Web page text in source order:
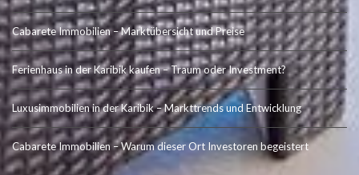
Cabarete Immobilien – Marktübersicht und Preise
Ferienhaus in der Karibik kaufen – Traum oder Investment?
Luxusimmobilien in der Karibik – Markttrends und Entwicklung
Cabarete Immobilien – Warum dieser Ort Investoren begeistert